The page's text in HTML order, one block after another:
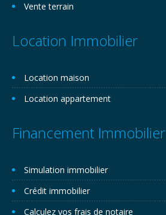
Vente terrain
Location Immobilier
Location maison
Location appartement
Financement Immobilier
Simulation immobilier
Crédit immobilier
Calculez vos frais de notaire